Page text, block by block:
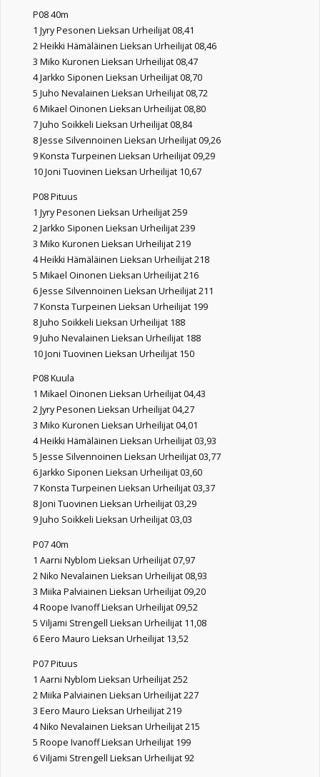
P08 40m
1 Jyry Pesonen Lieksan Urheilijat 08,41
2 Heikki Hämäläinen Lieksan Urheilijat 08,46
3 Miko Kuronen Lieksan Urheilijat 08,47
4 Jarkko Siponen Lieksan Urheilijat 08,70
5 Juho Nevalainen Lieksan Urheilijat 08,72
6 Mikael Oinonen Lieksan Urheilijat 08,80
7 Juho Soikkeli Lieksan Urheilijat 08,84
8 Jesse Silvennoinen Lieksan Urheilijat 09,26
9 Konsta Turpeinen Lieksan Urheilijat 09,29
10 Joni Tuovinen Lieksan Urheilijat 10,67
P08 Pituus
1 Jyry Pesonen Lieksan Urheilijat 259
2 Jarkko Siponen Lieksan Urheilijat 239
3 Miko Kuronen Lieksan Urheilijat 219
4 Heikki Hämäläinen Lieksan Urheilijat 218
5 Mikael Oinonen Lieksan Urheilijat 216
6 Jesse Silvennoinen Lieksan Urheilijat 211
7 Konsta Turpeinen Lieksan Urheilijat 199
8 Juho Soikkeli Lieksan Urheilijat 188
9 Juho Nevalainen Lieksan Urheilijat 188
10 Joni Tuovinen Lieksan Urheilijat 150
P08 Kuula
1 Mikael Oinonen Lieksan Urheilijat 04,43
2 Jyry Pesonen Lieksan Urheilijat 04,27
3 Miko Kuronen Lieksan Urheilijat 04,01
4 Heikki Hämäläinen Lieksan Urheilijat 03,93
5 Jesse Silvennoinen Lieksan Urheilijat 03,77
6 Jarkko Siponen Lieksan Urheilijat 03,60
7 Konsta Turpeinen Lieksan Urheilijat 03,37
8 Joni Tuovinen Lieksan Urheilijat 03,29
9 Juho Soikkeli Lieksan Urheilijat 03,03
P07 40m
1 Aarni Nyblom Lieksan Urheilijat 07,97
2 Niko Nevalainen Lieksan Urheilijat 08,93
3 Miika Palviainen Lieksan Urheilijat 09,20
4 Roope Ivanoff Lieksan Urheilijat 09,52
5 Viljami Strengell Lieksan Urheilijat 11,08
6 Eero Mauro Lieksan Urheilijat 13,52
P07 Pituus
1 Aarni Nyblom Lieksan Urheilijat 252
2 Miika Palviainen Lieksan Urheilijat 227
3 Eero Mauro Lieksan Urheilijat 219
4 Niko Nevalainen Lieksan Urheilijat 215
5 Roope Ivanoff Lieksan Urheilijat 199
6 Viljami Strengell Lieksan Urheilijat 92